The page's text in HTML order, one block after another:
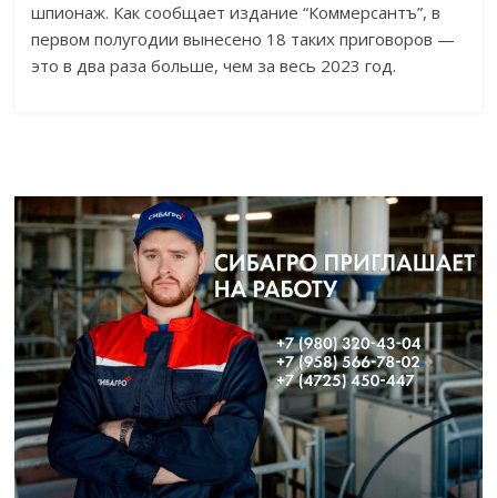
шпионаж. Как сообщает издание “Коммерсантъ”, в
первом полугодии вынесено 18 таких приговоров —
это в два раза больше, чем за весь 2023 год.